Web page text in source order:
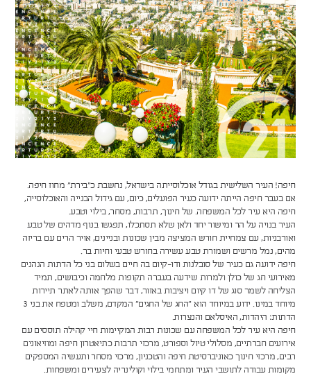
חיפה! העיר השלישית בגודל אוכלוסייתה בישראל, נחשבת כ"בירת" מחוז חיפה.
אם בעבר חיפה הייתה ידועה כעיר הפועלים, כיום, עם גידול הבנייה והאוכלוסייה,
חיפה היא עיר לכל המשפחה. של חינוך, תרבות, מסחר, בילוי וטבע.
העיר בנויה על הר ומישור יחד ולאן שלא תסתכלו, תפגשו בנוף מדהים של טבע
ואורבניות, עם צמחיית חורש המציצה מבין שכונות ובניינים, אויר הרים עם בריזה
מהים, נמל מרשים ושמורת טבע עשירה בחורש טבעי וחיות בר.
חיפה ידועה גם כעיר של סובלנות ודו-קיום בה חיים בשלום בני כל הדתות הנהנים
מאירועי חג של כולן ולמרות שידעה בעברה תקופות מלחמה וכיבושים, תמיד
הצליחה לשמר סוג של דו קיום ויציבות באזור, דבר שהפך אותה לאתר תיירות
מיוחד במינו. ידוע במיוחד הוא "החג של החגים" המקדם, משלב ומטפח את בני 3
הדתות: היהדות, האיסלאם והנצרות.
חיפה היא עיר לכל המשפחה עם שכונות רבות המקיימות חיי קהילה תוססים עם
אירועים חברתיים, מסלולי טיול וספורט, מרכזי תרבות כתיאטרון חיפה ומוזיאונים
רבים, מרכזי חינוך כאוניברסיטת חיפה והטכניון, מרכזי מסחר ותעשיה המספקים
מקומות עבודה לתושבי העיר ומתחמי בילוי וקולינריה לצעירים ומשפחות.